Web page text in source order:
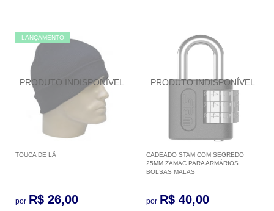
LANÇAMENTO
TOUCA DE LÃ
por R$ 26,00
CADEADO STAM COM SEGREDO
25MM ZAMAC PARA ARMÁRIOS
BOLSAS MALAS
por R$ 40,00